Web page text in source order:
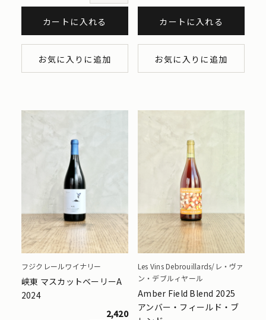
カートに入れる
お気に入りに追加
カートに入れる
お気に入りに追加
フジクレールワイナリー
峡東 マスカットベーリーA
2024
2,420
Les Vins Debrouillards/レ・ヴァ
ン・デブルィヤール
Amber Field Blend 2025
アンバー・フィールド・ブ